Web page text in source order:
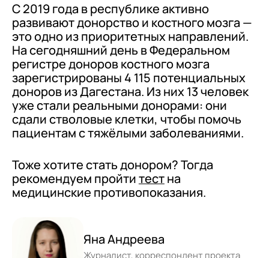
С 2019 года в республике активно
развивают донорство и костного мозга —
это одно из приоритетных направлений.
На сегодняшний день в Федеральном
регистре доноров костного мозга
зарегистрированы 4 115 потенциальных
доноров из Дагестана. Из них 13 человек
уже стали реальными донорами: они
сдали стволовые клетки, чтобы помочь
пациентам с тяжёлыми заболеваниями.
Тоже хотите стать донором? Тогда
рекомендуем пройтитестна
медицинские противопоказания.
Яна Андреева
Журналист, корреспондент проекта